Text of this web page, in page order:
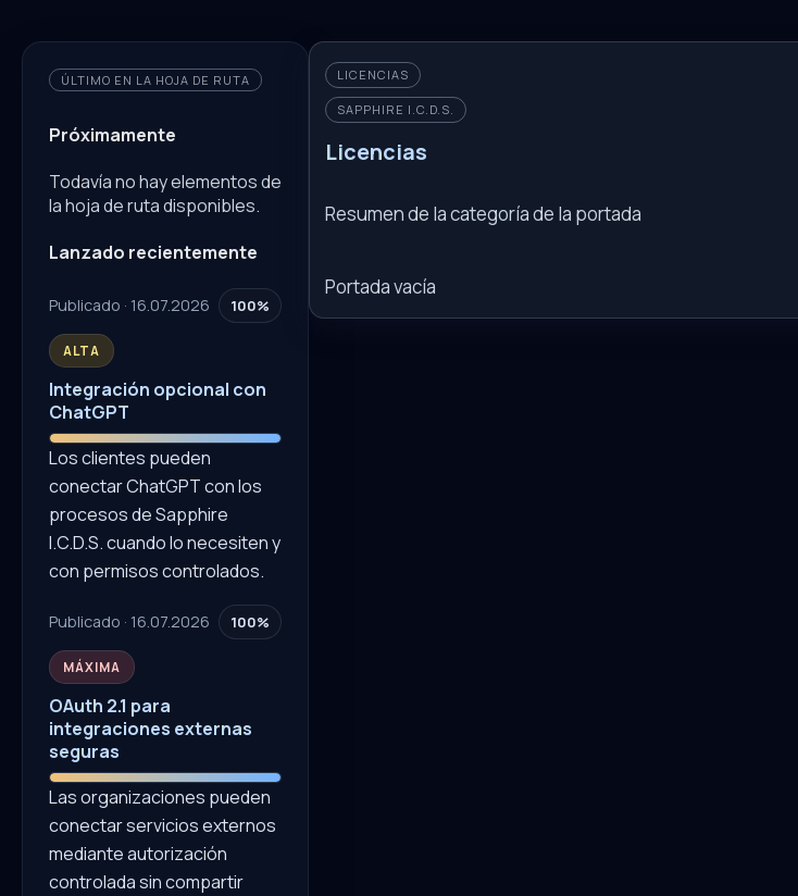
ÚLTIMO EN LA HOJA DE RUTA
Próximamente
Todavía no hay elementos de
la hoja de ruta disponibles.
Lanzado recientemente
Publicado · 16.07.2026 100%
ALTA
Integración opcional con
ChatGPT
Los clientes pueden
conectar ChatGPT con los
procesos de Sapphire
I.C.D.S. cuando lo necesiten y
con permisos controlados.
Publicado · 16.07.2026 100%
MÁXIMA
OAuth 2.1 para
integraciones externas
seguras
Las organizaciones pueden
conectar servicios externos
mediante autorización
controlada sin compartir
LICENCIAS
SAPPHIRE I.C.D.S.
Licencias
Resumen de la categoría de la portada
Portada vacía